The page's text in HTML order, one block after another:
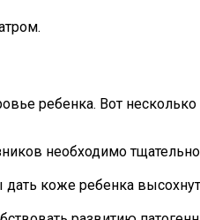
ребенка. Вот
необходимо
коже ребенка